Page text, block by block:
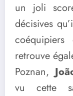
un joli
décisives
retrouve
Poznan,
vu cette